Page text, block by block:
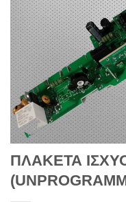
ΠΛΑΚΕΤΑ